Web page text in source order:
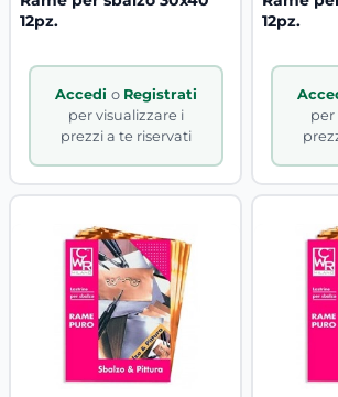
12pz.
Accedi o Registrati
per visualizzare i
prezzi a te riservati
12pz.
per